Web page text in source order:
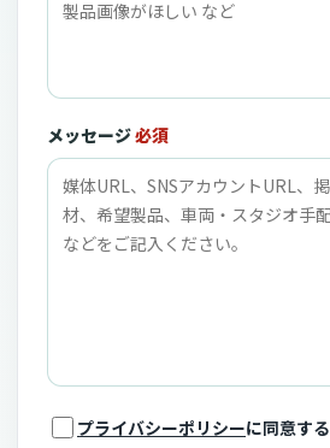
メッセージ必須
プライバシーポリシーに同意する